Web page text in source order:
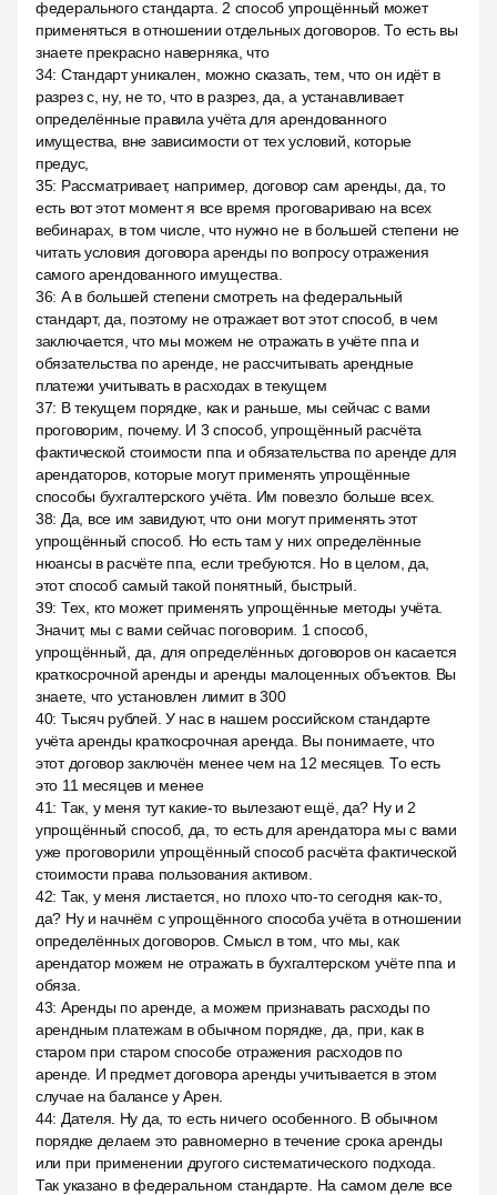
федерального стандарта. 2 способ упрощённый может
применяться в отношении отдельных договоров. То есть вы
знаете прекрасно наверняка, что
34: Стандарт уникален, можно сказать, тем, что он идёт в
разрез с, ну, не то, что в разрез, да, а устанавливает
определённые правила учёта для арендованного
имущества, вне зависимости от тех условий, которые
предус,
35: Рассматривает, например, договор сам аренды, да, то
есть вот этот момент я все время проговариваю на всех
вебинарах, в том числе, что нужно не в большей степени не
читать условия договора аренды по вопросу отражения
самого арендованного имущества.
36: А в большей степени смотреть на федеральный
стандарт, да, поэтому не отражает вот этот способ, в чем
заключается, что мы можем не отражать в учёте ппа и
обязательства по аренде, не рассчитывать арендные
платежи учитывать в расходах в текущем
37: В текущем порядке, как и раньше, мы сейчас с вами
проговорим, почему. И 3 способ, упрощённый расчёта
фактической стоимости ппа и обязательства по аренде для
арендаторов, которые могут применять упрощённые
способы бухгалтерского учёта. Им повезло больше всех.
38: Да, все им завидуют, что они могут применять этот
упрощённый способ. Но есть там у них определённые
нюансы в расчёте ппа, если требуются. Но в целом, да,
этот способ самый такой понятный, быстрый.
39: Тех, кто может применять упрощённые методы учёта.
Значит, мы с вами сейчас поговорим. 1 способ,
упрощённый, да, для определённых договоров он касается
краткосрочной аренды и аренды малоценных объектов. Вы
знаете, что установлен лимит в 300
40: Тысяч рублей. У нас в нашем российском стандарте
учёта аренды краткосрочная аренда. Вы понимаете, что
этот договор заключён менее чем на 12 месяцев. То есть
это 11 месяцев и менее
41: Так, у меня тут какие-то вылезают ещё, да? Ну и 2
упрощённый способ, да, то есть для арендатора мы с вами
уже проговорили упрощённый способ расчёта фактической
стоимости права пользования активом.
42: Так, у меня листается, но плохо что-то сегодня как-то,
да? Ну и начнём с упрощённого способа учёта в отношении
определённых договоров. Смысл в том, что мы, как
арендатор можем не отражать в бухгалтерском учёте ппа и
обяза.
43: Аренды по аренде, а можем признавать расходы по
арендным платежам в обычном порядке, да, при, как в
старом при старом способе отражения расходов по
аренде. И предмет договора аренды учитывается в этом
случае на балансе у Арен.
44: Дателя. Ну да, то есть ничего особенного. В обычном
порядке делаем это равномерно в течение срока аренды
или при применении другого систематического подхода.
Так указано в федеральном стандарте. На самом деле все